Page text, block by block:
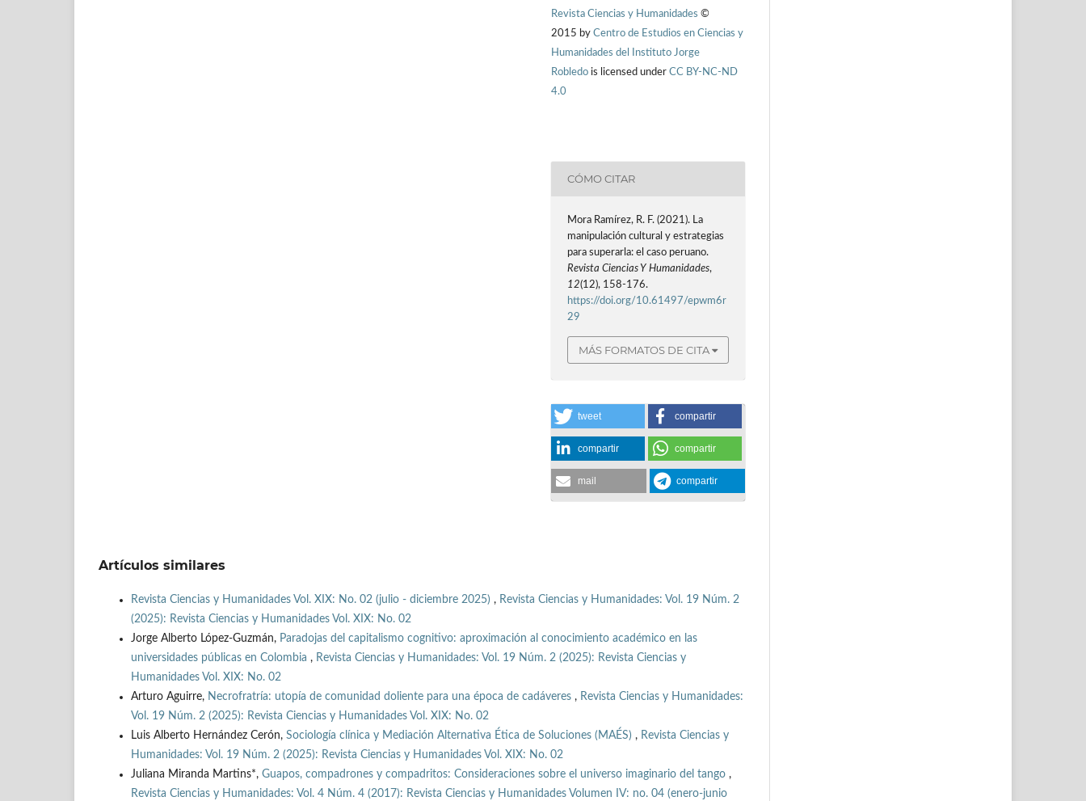
Revista Ciencias y Humanidades ©
2015 by Centro de Estudios en Ciencias y
Humanidades del Instituto Jorge
Robledo is licensed under CC BY-NC-ND
4.0
CÓMO CITAR
Mora Ramírez, R. F. (2021). La
manipulación cultural y estrategias
para superarla: el caso peruano.
Revista Ciencias Y Humanidades,
12(12), 158-176.
https://doi.org/10.61497/epwm6r
29
MÁS FORMATOS DE CITA
tweet compartir
compartir compartir
mail compartir
Artículos similares
Revista Ciencias y Humanidades Vol. XIX: No. 02 (julio - diciembre 2025) , Revista Ciencias y Humanidades: Vol. 19 Núm. 2
(2025): Revista Ciencias y Humanidades Vol. XIX: No. 02
Jorge Alberto López-Guzmán, Paradojas del capitalismo cognitivo: aproximación al conocimiento académico en las
universidades públicas en Colombia , Revista Ciencias y Humanidades: Vol. 19 Núm. 2 (2025): Revista Ciencias y
Humanidades Vol. XIX: No. 02
Arturo Aguirre, Necrofratría: utopía de comunidad doliente para una época de cadáveres , Revista Ciencias y Humanidades:
Vol. 19 Núm. 2 (2025): Revista Ciencias y Humanidades Vol. XIX: No. 02
Luis Alberto Hernández Cerón, Sociología clínica y Mediación Alternativa Ética de Soluciones (MAÉS) , Revista Ciencias y
Humanidades: Vol. 19 Núm. 2 (2025): Revista Ciencias y Humanidades Vol. XIX: No. 02
Juliana Miranda Martins*, Guapos, compadrones y compadritos: Consideraciones sobre el universo imaginario del tango ,
Revista Ciencias y Humanidades: Vol. 4 Núm. 4 (2017): Revista Ciencias y Humanidades Volumen IV: no. 04 (enero-junio